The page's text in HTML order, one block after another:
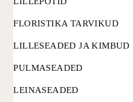
FLORISTIKA TARVIKUD
LILLESEADED JA KIMBUD
PULMASEADED
LEINASEADED